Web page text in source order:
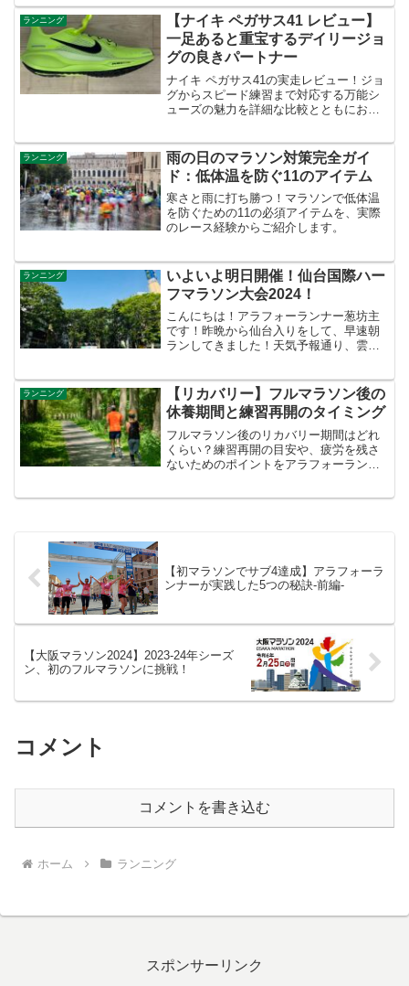
内でも警報級の大雪予報とのことで、せ
っかくの日曜日に練...
ランニング
【ナイキ ペガサス41 レビュー】
一足あると重宝するデイリージョ
グの良きパートナー
ナイキ ペガサス41の実走レビュー！ジョ
グからスピード練習まで対応する万能シ
ューズの魅力を詳細な比較とともにお届
ランニング
雨の日のマラソン対策完全ガイ
ド：低体温を防ぐ11のアイテム
寒さと雨に打ち勝つ！マラソンで低体温
を防ぐための11の必須アイテムを、実際
のレース経験からご紹介します。
ランニング
いよいよ明日開催！仙台国際ハー
フマラソン大会2024！
こんにちは！アラフォーランナー葱坊主
です！昨晩から仙台入りをして、早速朝
ランしてきました！天気予報通り、雲ひ
いよ明日に迫った仙台国際ハーフマラソ
ン！気になる天気などにつ...
ランニング
【リカバリー】フルマラソン後の
休養期間と練習再開のタイミング
フルマラソン後のリカバリー期間はどれ
くらい？練習再開の目安や、疲労を残さ
ないためのポイントをアラフォーランナ
【初マラソンでサブ4達成】アラフォーラ
ンナーが実践した5つの秘訣-前編-
【大阪マラソン2024】2023-24年シーズ
ン、初のフルマラソンに挑戦！
コメント
コメントを書き込む
ホーム ランニング
スポンサーリンク